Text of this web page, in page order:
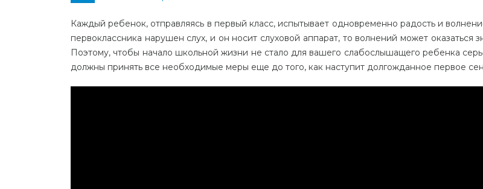
Каждый ребенок, отправляясь в первый класс, испытывает одновременно радость и
первоклассника нарушен слух, и он носит слуховой аппарат, то волнений может оказаться
Поэтому, чтобы начало школьной жизни не стало для вашего слабослышащего ребенка
должны принять все необходимые меры еще до того, как наступит долгожданное первое